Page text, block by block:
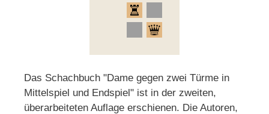
Das Schachbuch "Dame gegen zwei Türme in
Mittelspiel und Endspiel" ist in der zweiten,
überarbeiteten Auflage erschienen. Die Autoren,